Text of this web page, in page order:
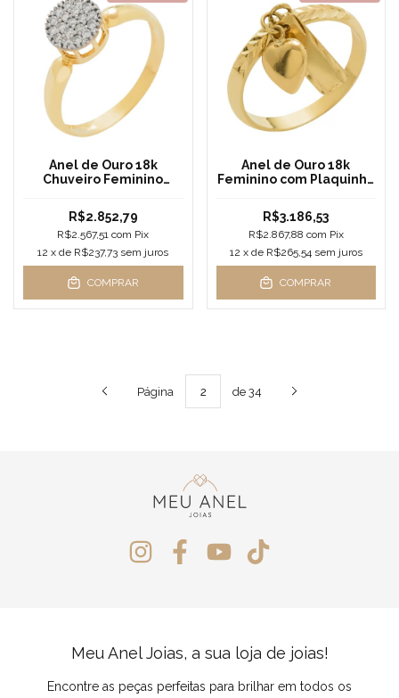
Anel de Ouro 18k
Chuveiro Feminino
R$2.852,79
R$2.567,51com Pix
12 x de R$237,73 sem juros
COMPRAR
Anel de Ouro 18k
Feminino com Plaquinha
Reforçado
R$3.186,53
R$2.867,88 com Pix
12 x de R$265,54 sem juros
COMPRAR
Página de 34
Meu Anel Joias, a sua loja de joias!
Encontre as peças perfeitas para brilhar em todos os